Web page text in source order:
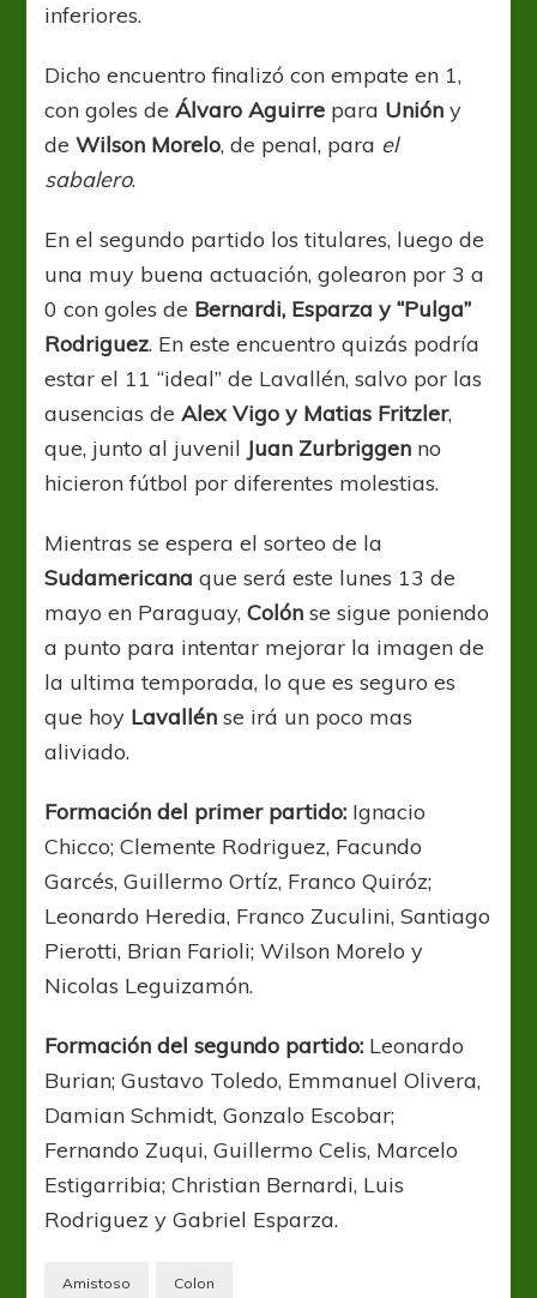
inferiores.
Dicho encuentro finalizó con empate en 1,
con goles deÁlvaro Aguirre para Unión y
deWilson Morelo, de penal, para el
sabalero.
En el segundo partido los titulares, luego de
una muy buena actuación, golearon por 3 a
0 con goles de Bernardi, Esparza y “Pulga”
Rodriguez. En este encuentro quizás podría
estar el 11 “ideal” de Lavallén, salvo por las
ausencias deAlex Vigo y Matias Fritzler,
que, junto al juvenil Juan Zurbriggen no
hicieron fútbol por diferentes molestias.
Mientras se espera el sorteo de la
Sudamericana que será este lunes 13 de
mayo en Paraguay,Colón se sigue poniendo
a punto para intentar mejorar la imagen de
la ultima temporada, lo que es seguro es
que hoy Lavallén se irá un poco mas
aliviado.
Formación del primer partido: Ignacio
Chicco; Clemente Rodriguez, Facundo
Garcés, Guillermo Ortíz, Franco Quiróz;
Leonardo Heredia, Franco Zuculini, Santiago
Pierotti, Brian Farioli; Wilson Morelo y
Nicolas Leguizamón.
Formación del segundo partido: Leonardo
Burian; Gustavo Toledo, Emmanuel Olivera,
Damian Schmidt, Gonzalo Escobar;
Fernando Zuqui, Guillermo Celis, Marcelo
Estigarribia; Christian Bernardi, Luis
Rodriguez y Gabriel Esparza.
Amistoso Colon